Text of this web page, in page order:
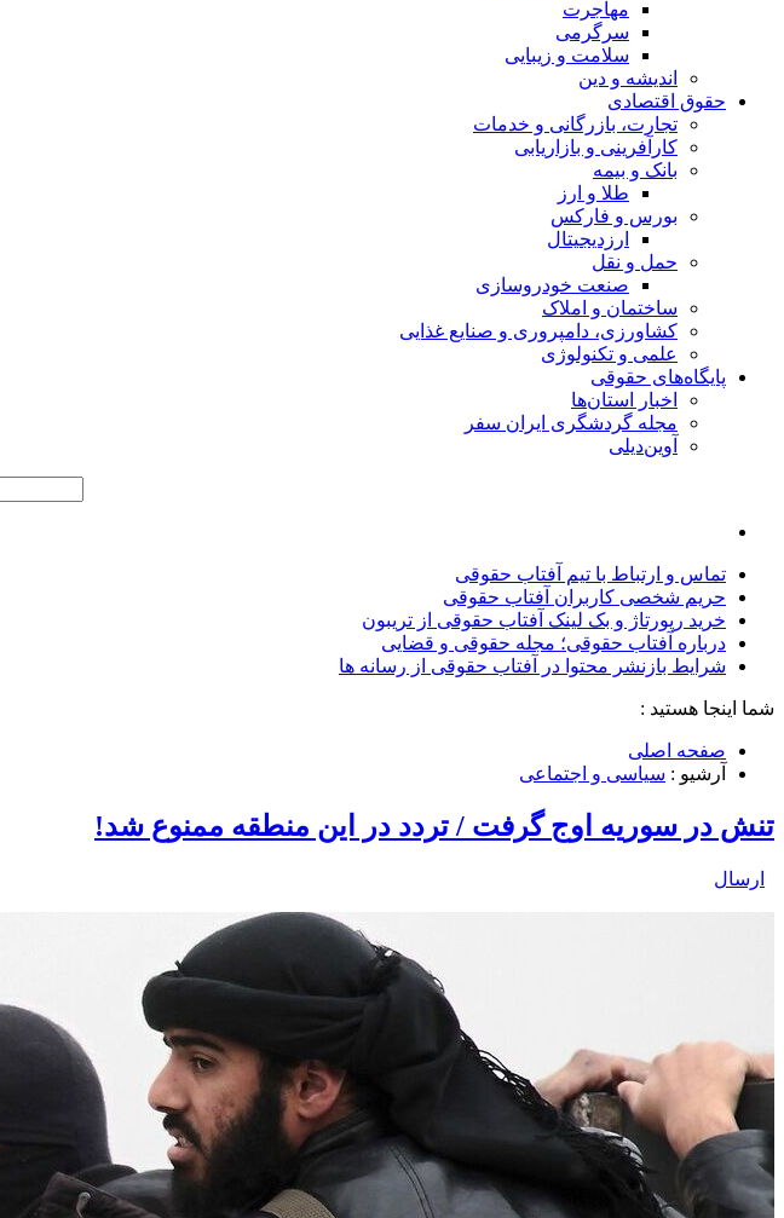
مهاجرت
سرگرمی
سلامت و زیبایی
اندیشه و دین
حقوق اقتصادی
تجارت، بازرگانی و خدمات
کارآفرینی و بازاریابی
بانک و بیمه
طلا و ارز
بورس و فارکس
ارزدیجیتال
حمل و نقل
صنعت خودروسازی
ساختمان و املاک
کشاورزی، دامپروری و صنایع غذایی
علمی و تکنولوژی
پایگاه‌های حقوقی
اخبار استان‌ها
مجله گردشگری ایران سفر
آوین‌دیلی
تماس و ارتباط با تیم آفتاب حقوقی
حریم شخصی کاربران آفتاب حقوقی
خرید رپورتاژ و بک لینک آفتاب حقوقی از تریبون
درباره آفتاب حقوقی؛ مجله حقوقی و قضایی
شرایط بازنشر محتوا در آفتاب حقوقی از رسانه ها
شما اینجا هستید :
صفحه اصلی
آرشیو : سیاسی و اجتماعی
تنش در سوریه اوج گرفت / تردد در این منطقه ممنوع شد!
ارسال